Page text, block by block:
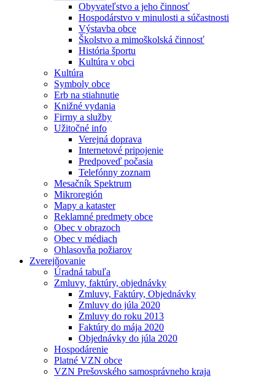
Obyvateľstvo a jeho činnosť
Hospodárstvo v minulosti a súčastnosti
Výstavba obce
Školstvo a mimoškolská činnosť
História športu
Kultúra v obci
Kultúra
Symboly obce
Erb na stiahnutie
Knižné vydania
Firmy a služby
Užitočné info
Verejná doprava
Internetové pripojenie
Predpoveď počasia
Telefónny zoznam
Mesačník Spektrum
Mikroregión
Mapy a kataster
Reklamné predmety obce
Obec v obrazoch
Obec v médiach
Ohlasovňa požiarov
Zverejňovanie
Úradná tabuľa
Zmluvy, faktúry, objednávky
Zmluvy, Faktúry, Objednávky
Zmluvy do júla 2020
Zmluvy do roku 2013
Faktúry do mája 2020
Objednávky do júla 2020
Hospodárenie
Platné VZN obce
VZN Prešovského samosprávneho kraja